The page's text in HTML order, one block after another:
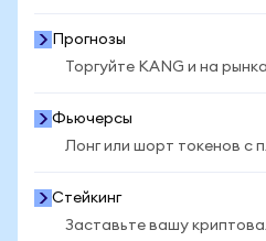
Прогнозы
Торгуйте KANG и на
Фьючерсы
Лонг или шорт токенов с
Стейкинг
Заставьте вашу